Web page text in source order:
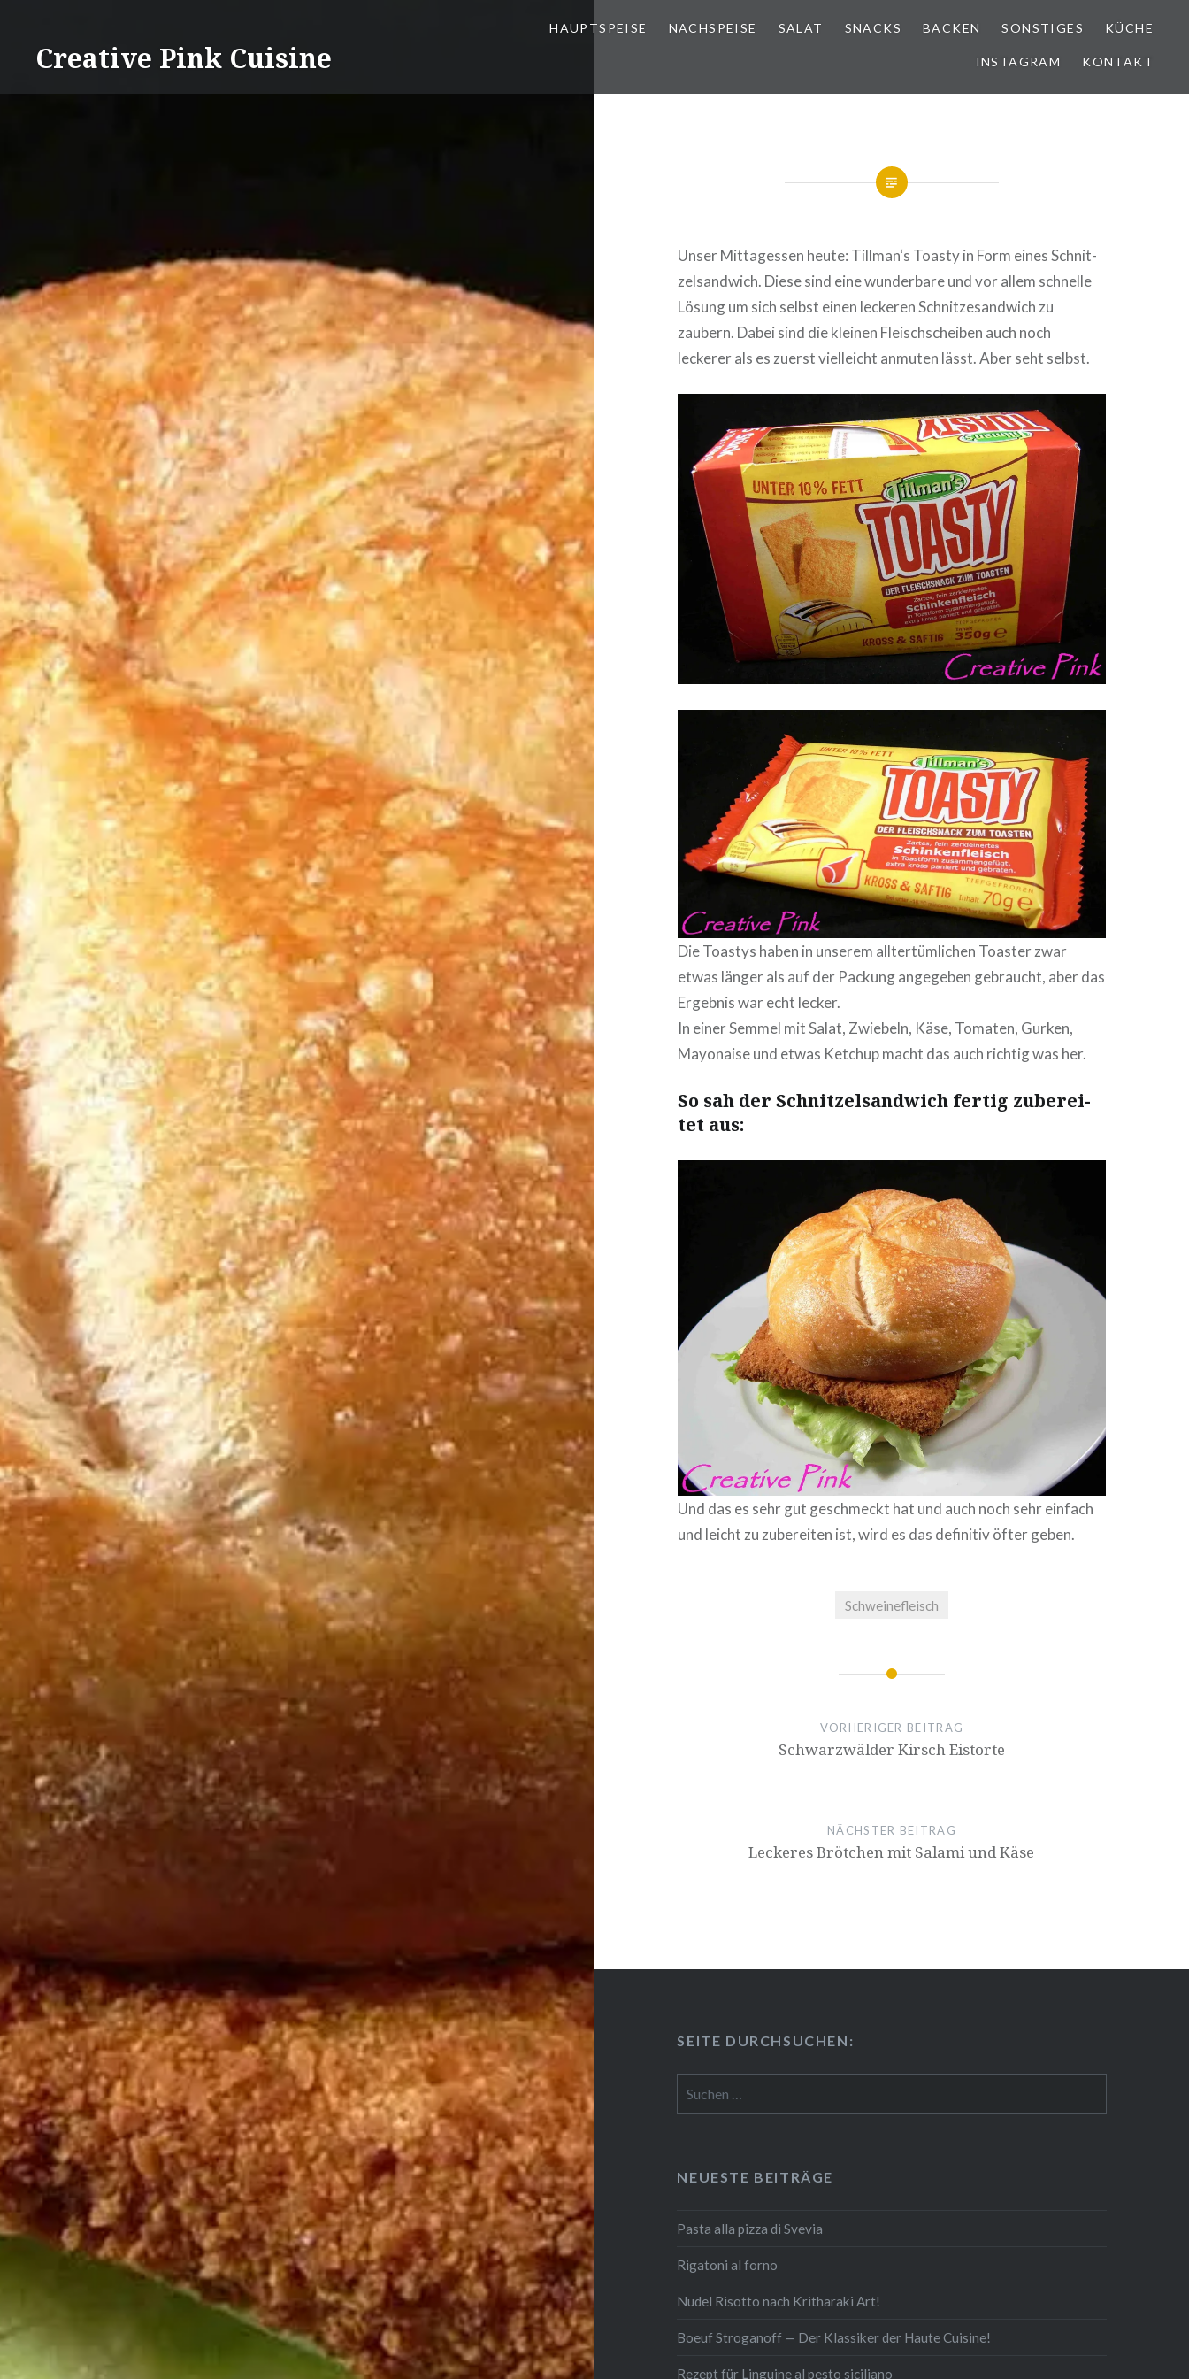
Creative Pink Cuisine
HAUPT­SPEI­SE NACH­SPEI­SE SALAT SNACKS BACKEN SONSTIGES KÜCHE
INSTAGRAM KONTAKT
Unser Mit­tag­essen heute: Tillman‘s Toasty in Form eines Schnit­
zel­sand­wich. Diese sind eine wun­der­ba­re und vor allem schnelle
Lösung um sich selbst einen leckeren Schnit­zes­and­wich zu
zaubern. Dabei sind die kleinen Fleisch­schei­ben auch noch
leckerer als es zuerst viel­leicht anmuten lässt. Aber seht selbst.
Die Toastys haben in unserem all­ter­tüm­li­chen Toaster zwar
etwas länger als auf der Packung angegeben gebraucht, aber das
Ergebnis war echt lecker.
In einer Semmel mit Salat, Zwiebeln, Käse, Tomaten, Gurken,
Mayonaise und etwas Ketchup macht das auch richtig was her.
So sah der Schnit­zel­sand­wich fertig zube­rei­
tet aus:
Und das es sehr gut geschmeckt hat und auch noch sehr einfach
und leicht zu zube­rei­ten ist, wird es das definitiv öfter geben.
Schweinefleisch
VORHERIGER BEITRAG
Schwarz­wäl­der Kirsch Eistorte
NÄCHSTER BEITRAG
Leckeres Brötchen mit Salami und Käse
SEITE DURCH­SU­CHEN:
nach:
NEUESTE BEITRÄGE
Pasta alla pizza di Svevia
Rigatoni al forno
Nudel Risotto nach Krit­ha­ra­ki Art!
Boeuf Stro­gan­off — Der Klassiker der Haute Cuisine!
Rezept für Linguine al pesto siciliano